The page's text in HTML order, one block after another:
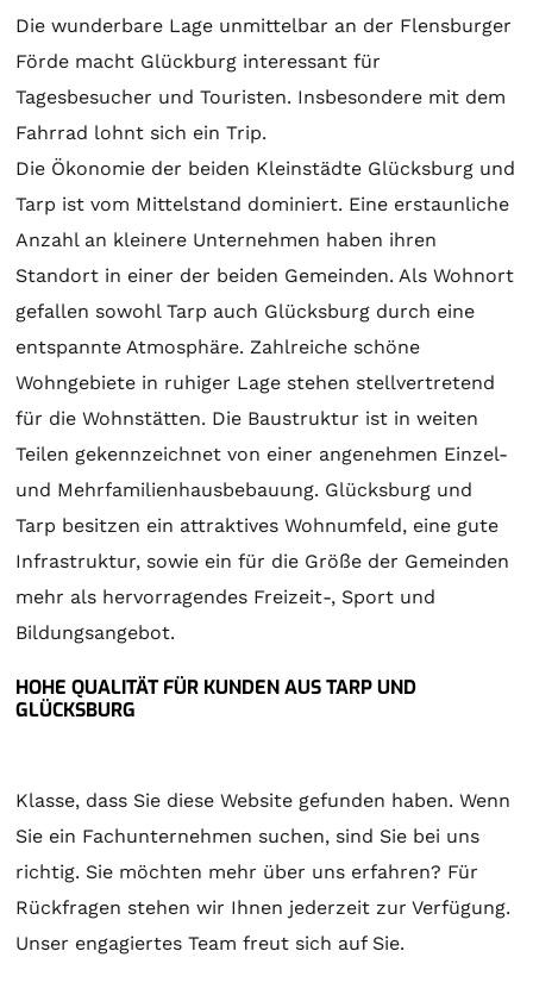
Die wunderbare Lage unmittelbar an der Flensburger
Förde macht Glückburg interessant für
Tagesbesucher und Touristen. Insbesondere mit dem
Fahrrad lohnt sich ein Trip.
Die Ökonomie der beiden Kleinstädte Glücksburg und
Tarp ist vom Mittelstand dominiert. Eine erstaunliche
Anzahl an kleinere Unternehmen haben ihren
Standort in einer der beiden Gemeinden. Als Wohnort
gefallen sowohl Tarp auch Glücksburg durch eine
entspannte Atmosphäre. Zahlreiche schöne
Wohngebiete in ruhiger Lage stehen stellvertretend
für die Wohnstätten. Die Baustruktur ist in weiten
Teilen gekennzeichnet von einer angenehmen Einzel-
und Mehrfamilienhausbebauung. Glücksburg und
Tarp besitzen ein attraktives Wohnumfeld, eine gute
Infrastruktur, sowie ein für die Größe der Gemeinden
mehr als hervorragendes Freizeit-, Sport und
Bildungsangebot.
HOHE QUALITÄT FÜR KUNDEN AUS TARP UND
GLÜCKSBURG
Klasse, dass Sie diese Website gefunden haben. Wenn
Sie ein Fachunternehmen suchen, sind Sie bei uns
richtig. Sie möchten mehr über uns erfahren? Für
Rückfragen stehen wir Ihnen jederzeit zur Verfügung.
Unser engagiertes Team freut sich auf Sie.